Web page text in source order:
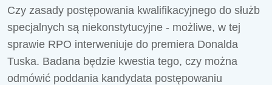
Czy zasady postępowania kwalifikacyjnego do służb
specjalnych są niekonstytucyjne - możliwe, w tej
sprawie RPO interweniuje do premiera Donalda
Tuska. Badana będzie kwestia tego, czy można
odmówić poddania kandydata postępowaniu